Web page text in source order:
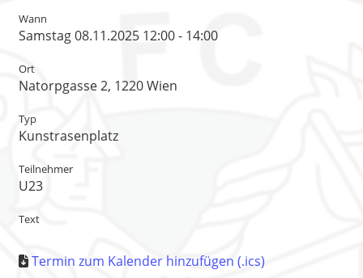
Wann
Samstag 08.11.2025 12:00 - 14:00
Ort
Natorpgasse 2, 1220 Wien
Typ
Kunstrasenplatz
Teilnehmer
U23
Text
Termin zum Kalender hinzufügen (.ics)